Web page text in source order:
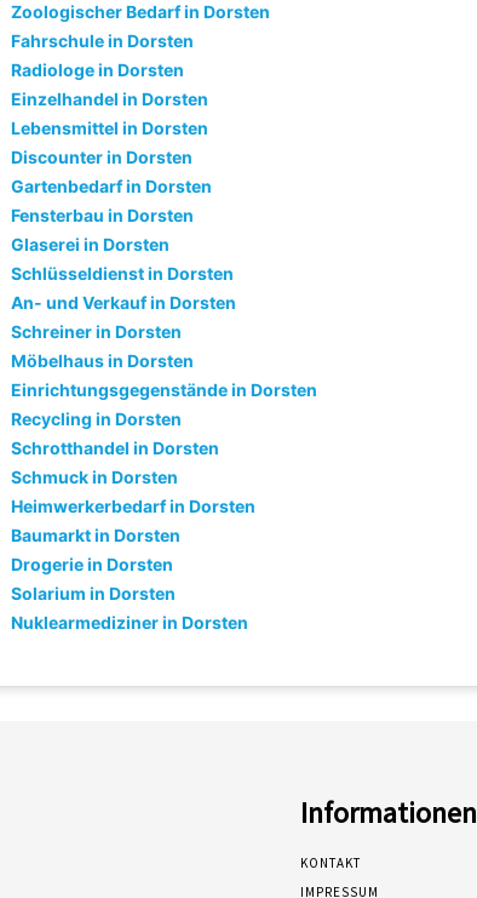
Zoologischer Bedarf in Dorsten
Fahrschule in Dorsten
Radiologe in Dorsten
Einzelhandel in Dorsten
Lebensmittel in Dorsten
Discounter in Dorsten
Gartenbedarf in Dorsten
Fensterbau in Dorsten
Glaserei in Dorsten
Schlüsseldienst in Dorsten
An- und Verkauf in Dorsten
Schreiner in Dorsten
Möbelhaus in Dorsten
Einrichtungsgegenstände in Dorsten
Recycling in Dorsten
Schrotthandel in Dorsten
Schmuck in Dorsten
Heimwerkerbedarf in Dorsten
Baumarkt in Dorsten
Drogerie in Dorsten
Solarium in Dorsten
Nuklearmediziner in Dorsten
Informationen
KONTAKT
IMPRESSUM